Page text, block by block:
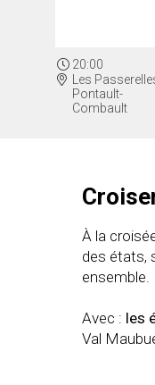
20:00
Les
Pontault-
Combault
À la
des états,
ensemble.
Avec : les
Val